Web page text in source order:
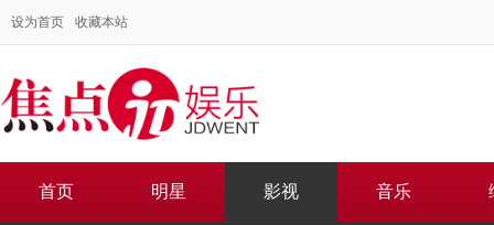
设为首页 收藏本站
首页 明星 影视 音乐